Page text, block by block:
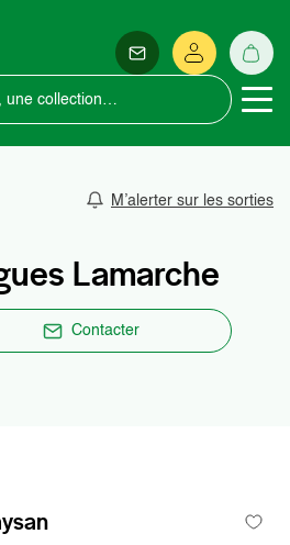
M’alerter sur les sorties
Lamarche
Contacter